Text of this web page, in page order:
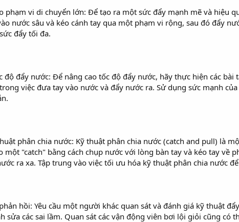
phạm vi di chuyển lớn: Để tạo ra một sức đẩy mạnh mẽ và hiệu
nước sâu và kéo cánh tay qua một phạm vi rộng, sau đó đẩy
đẩy tối đa.
độ đẩy nước: Để nâng cao tốc độ đẩy nước, hãy thực hiện các
việc đưa tay vào nước và đẩy nước ra. Sử dụng sức mạnh
phân chia nước: Kỹ thuật phân chia nước (catch and pull) là
một "catch" bằng cách chụp nước với lòng bàn tay và kéo tay về
ra xa. Tập trung vào việc tối ưu hóa kỹ thuật phân chia nước
hồi: Yêu cầu một người khác quan sát và đánh giá kỹ thuật
sửa các sai lầm. Quan sát các vận động viên bơi lội giỏi cũng có